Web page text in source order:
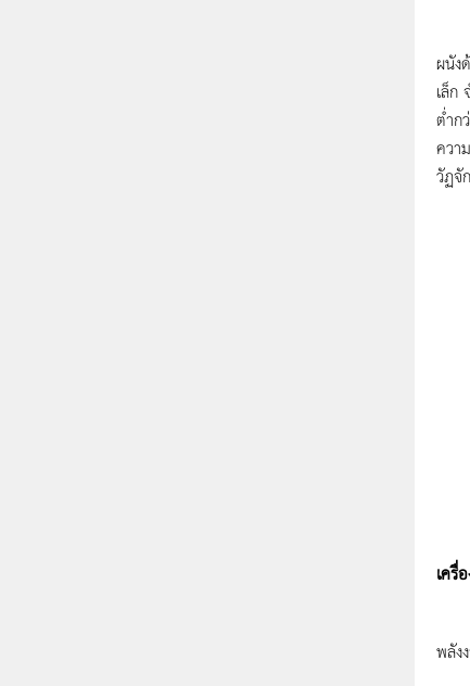
ค
ผนัง
เล็ก
ต่ำก
ควา
วัฏจั
เครื่
เ
พลัง